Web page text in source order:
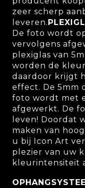
zeer scherp
leveren.
De foto wordt
vervolgens
plexiglas van
worden de
daardoor krijgt
effect. De 5mm
foto wordt met
afgewerkt. De
leven! Doordat
maken van
u bij Icon Art
plezier van uw
kleurintensiteit